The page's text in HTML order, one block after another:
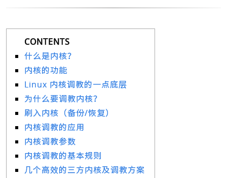
什么是内核？
内核的功能
Linux 内核调教的一点底层
为什么要调教内核？
刷入内核（备份/恢复）
内核调教的应用
内核调教参数
内核调教的基本规则
几个高效的三方内核及调教方案